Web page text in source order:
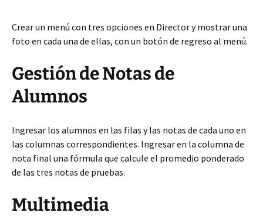
Crear un menú con tres opciones en Director y mostrar una
foto en cada una de ellas, con un botón de regreso al menú.
Gestión de Notas de
Alumnos
Ingresar los alumnos en las filas y las notas de cada uno en
las columnas correspondientes. Ingresar en la columna de
nota final una fórmula que calcule el promedio ponderado
de las tres notas de pruebas.
Multimedia